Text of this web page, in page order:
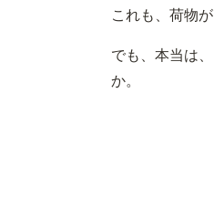
これも、荷物
でも、本当は
か。